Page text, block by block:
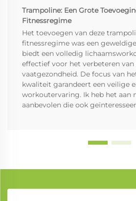
Trampoline: Een Grote
Fitnessregime
Het toevoegen van deze
fitnessregime was een
biedt een volledig
effectief voor het verbeteren
vaatgezondheid. De focus van
kwaliteit garandeert een veilige
workoutervaring. Ik heb het aan
aanbevolen die ook